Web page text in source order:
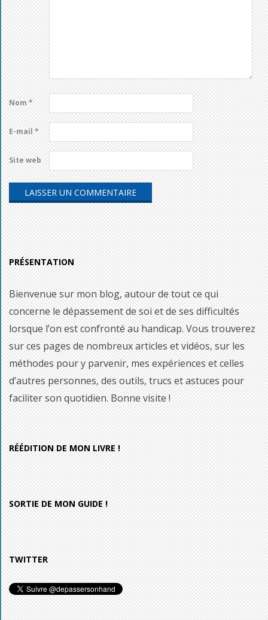
Nom*
E-mail*
Site web
PRÉSENTATION
Bienvenue sur mon blog, autour de tout ce qui
concerne le dépassement de soi et de ses difficultés
lorsque l’on est confronté au handicap. Vous trouverez
sur ces pages de nombreux articles et vidéos, sur les
méthodes pour y parvenir, mes expériences et celles
d’autres personnes, des outils, trucs et astuces pour
faciliter son quotidien. Bonne visite !
RÉÉDITION DE MON LIVRE !
SORTIE DE MON GUIDE !
TWITTER